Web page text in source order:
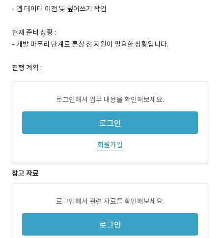
- 앱 데이터 이전 및 덮어쓰기 작업
현재 준비 상황 :
- 개발 마무리 단계로 론칭 전 지원이 필요한 상황입니다.
진행 계획 :
로그인해서 업무 내용을 확인해보세요.
로그인
회원가입
참고 자료
로그인해서 관련 자료를 확인해보세요.
로그인